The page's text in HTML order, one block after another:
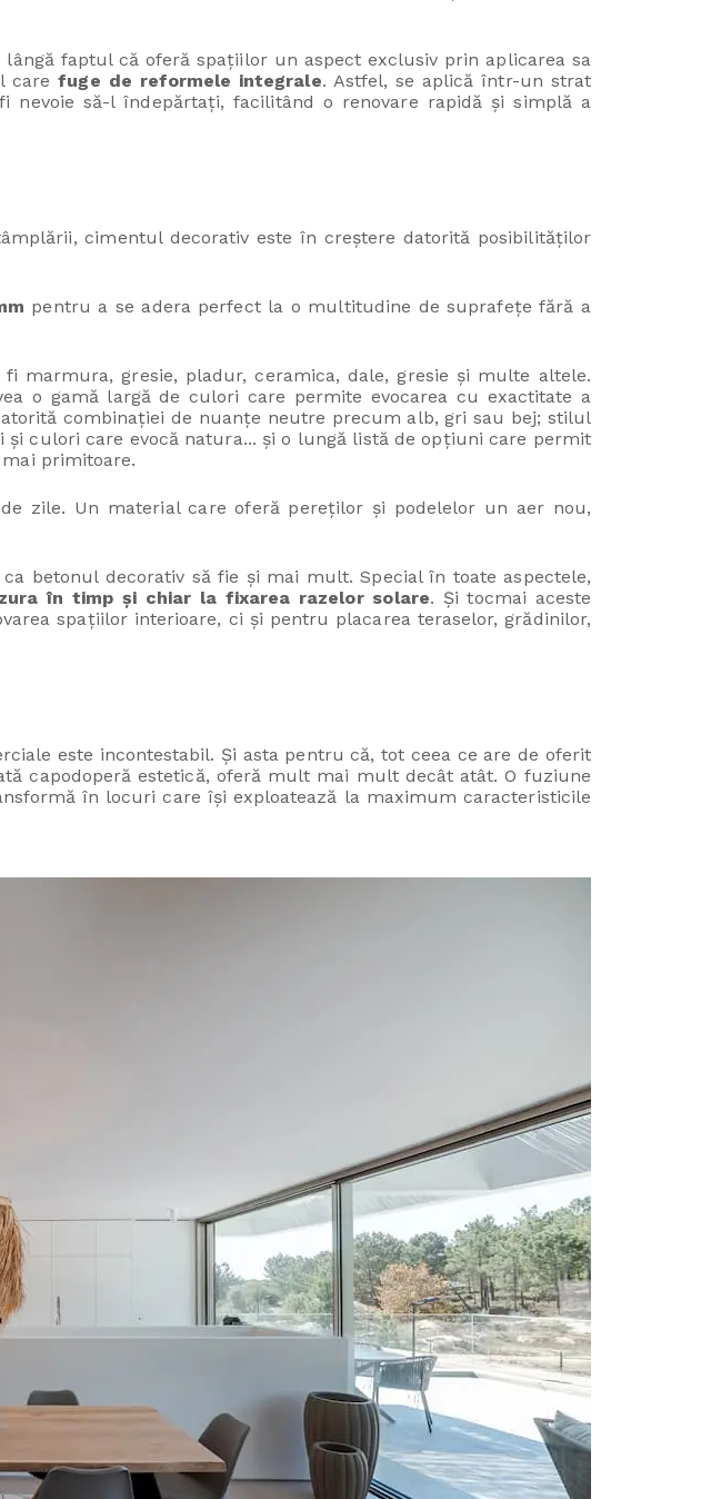
faptul că oferă spațiilor un aspect exclusiv prin aplicarea sa
carefuge de reformele integrale. Astfel, se aplică într-un strat
să-l îndepărtați, facilitând o renovare rapidă și simplă a
cimentul decorativ este în creștere datorită posibilităților
pentru a se adera perfect la o multitudine de suprafețe fără a
gresie, pladur, ceramica, dale, gresie și multe altele.
o gamă largă de culori care permite evocarea cu exactitate a
combinației de nuanțe neutre precum alb, gri sau bej; stilul
culori care evocă natura... și o lungă listă de opțiuni care permit
primitoare.
zile. Un material care oferă pereților și podelelor un aer nou,
betonul decorativ să fie și mai mult. Special în toate aspectele,
în timp și chiar la fixarea razelor solare. Și tocmai aceste
spațiilor interioare, ci și pentru placarea teraselor, grădinilor,
este incontestabil. Și asta pentru că, tot ceea ce are de oferit
capodoperă estetică, oferă mult mai mult decât atât. O fuziune
în locuri care își exploatează la maximum caracteristicile